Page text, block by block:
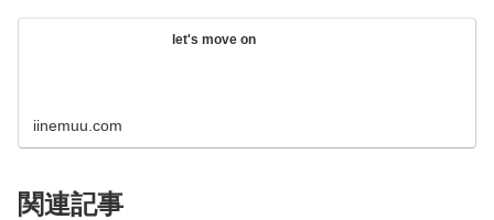
let's move on
iinemuu.com
関連記事